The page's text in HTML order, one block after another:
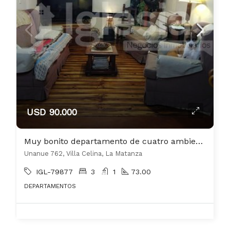
USD 90.000
Muy bonito departamento de cuatro ambientes con cochera cubierta
Unanue 762, Villa Celina, La Matanza
IGL-79877 3 1 73.00
DEPARTAMENTOS